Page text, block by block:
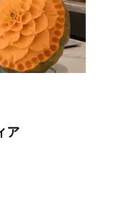
ア